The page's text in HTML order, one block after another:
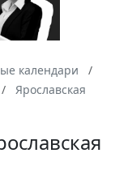
календари
Ярославская